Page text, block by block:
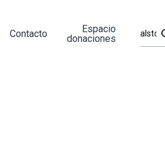
Contacto
Espacio
donaciones